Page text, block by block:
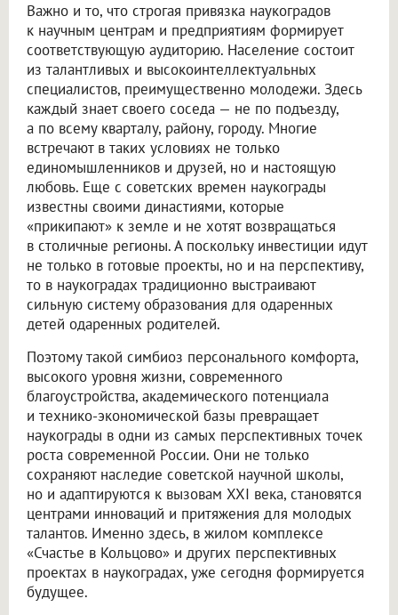
Важно и то, что строгая привязка наукоградов
к научным центрам и предприятиям формирует
соответствующую аудиторию. Население состоит
из талантливых и высокоинтеллектуальных
специалистов, преимущественно молодежи. Здесь
каждый знает своего соседа — не по подъезду,
а по всему кварталу, району, городу. Многие
встречают в таких условиях не только
единомышленников и друзей, но и настоящую
любовь. Еще с советских времен наукограды
известны своими династиями, которые
«прикипают» к земле и не хотят возвращаться
в столичные регионы. А поскольку инвестиции идут
не только в готовые проекты, но и на перспективу,
то в наукоградах традиционно выстраивают
сильную систему образования для одаренных
детей одаренных родителей.
Поэтому такой симбиоз персонального комфорта,
высокого уровня жизни, современного
благоустройства, академического потенциала
и технико-экономической базы превращает
наукограды в одни из самых перспективных точек
роста современной России. Они не только
сохраняют наследие советской научной школы,
но и адаптируются к вызовам XXI века, становятся
центрами инноваций и притяжения для молодых
талантов. Именно здесь, в жилом комплексе
«Счастье в Кольцово» и других перспективных
проектах в наукоградах, уже сегодня формируется
будущее.